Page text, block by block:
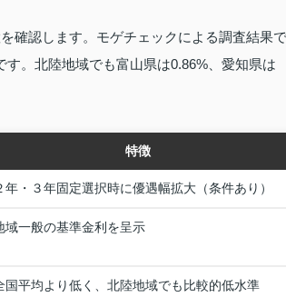
確認します。モゲチェックによる調査結果で
。北陸地域でも富山県は0.86%、愛知県は
特徴
年・３年固定選択時に優遇幅拡大（条件あり）
域一般の基準金利を呈示
国平均より低く、北陸地域でも比較的低水準